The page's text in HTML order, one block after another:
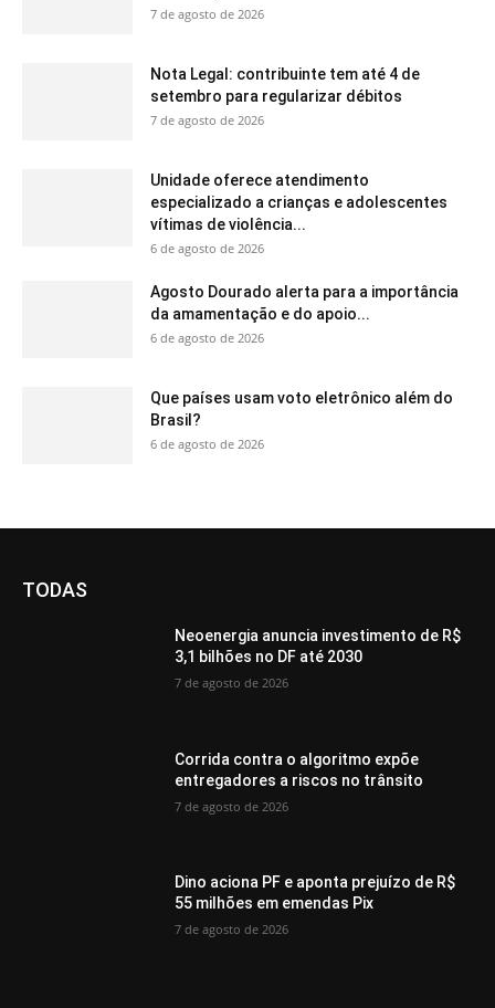
7 de agosto de 2026
Nota Legal: contribuinte tem até 4 de
setembro para regularizar débitos
7 de agosto de 2026
Unidade oferece atendimento
especializado a crianças e adolescentes
vítimas de violência...
6 de agosto de 2026
Agosto Dourado alerta para a importância
da amamentação e do apoio...
6 de agosto de 2026
Que países usam voto eletrônico além do
Brasil?
6 de agosto de 2026
TODAS
Neoenergia anuncia investimento de R$
3,1 bilhões no DF até 2030
7 de agosto de 2026
Corrida contra o algoritmo expõe
entregadores a riscos no trânsito
7 de agosto de 2026
Dino aciona PF e aponta prejuízo de R$
55 milhões em emendas Pix
7 de agosto de 2026